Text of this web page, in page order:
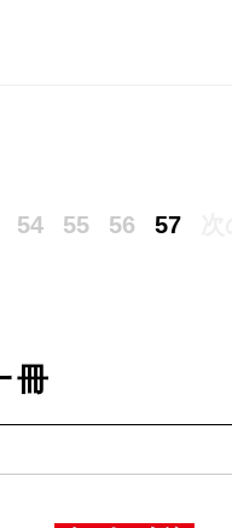
54 55 56 57
冊